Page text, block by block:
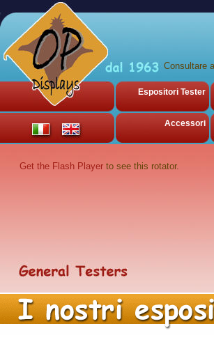
Consultare
Espositori Tester
Accessori
Get the Flash Player to see this rotator.